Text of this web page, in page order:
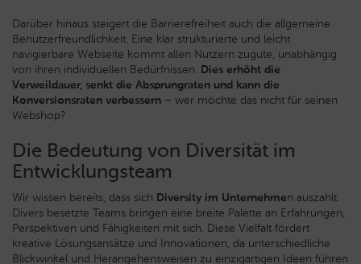
Darüber hinaus steigert die Barrierefreiheit auch die allgemeine
Benutzerfreundlichkeit. Eine klar strukturierte und leicht
navigierbare Webseite kommt allen Nutzern zugute, unabhängig
von ihren individuellen Bedürfnissen. Dies erhöht die
Verweildauer, senkt die Absprungraten und kann die
Konversionsraten verbessern – wer möchte das nicht für seinen
Webshop?
Die Bedeutung von Diversität im
Entwicklungsteam
Wir wissen bereits, dass sich Diversity im Unternehmen auszahlt.
Divers besetzte Teams bringen eine breite Palette an Erfahrungen,
Perspektiven und Fähigkeiten mit sich. Diese Vielfalt fördert
kreative Lösungsansätze und Innovationen, da unterschiedliche
Blickwinkel und Herangehensweisen zu einzigartigen Ideen führen